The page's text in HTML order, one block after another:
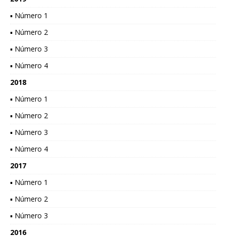
▪ Número 1
▪ Número 2
▪ Número 3
▪ Número 4
2018
▪ Número 1
▪ Número 2
▪ Número 3
▪ Número 4
2017
▪ Número 1
▪ Número 2
▪ Número 3
2016